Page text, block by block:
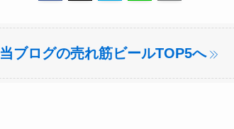
当ブログの売れ筋ビールTOP5へ